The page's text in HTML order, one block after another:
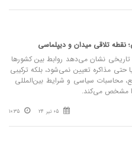
نقطه تلاقی میدان و دیپلماسی
تاریخی نشان می‌دهد روابط بین کشورها
حتی مذاکره تعیین نمی‌شود، بلکه ترکیبی
محاسبات سیاسی و شرایط بین‌المللی
مشخص می‌کند.
05 تیر 24 10:35